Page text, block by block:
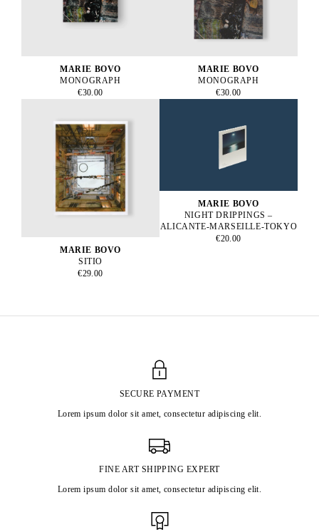
MARIE BOVO
MONOGRAPH
€30.00
MARIE BOVO
MONOGRAPH
€30.00
MARIE BOVO
SITIO
€29.00
MARIE BOVO
NIGHT DRIPPINGS –
ALICANTE-MARSEILLE-TOKYO
€20.00
SECURE PAYMENT
Lorem ipsum dolor sit amet, consectetur adipiscing elit.
FINE ART SHIPPING EXPERT
Lorem ipsum dolor sit amet, consectetur adipiscing elit.